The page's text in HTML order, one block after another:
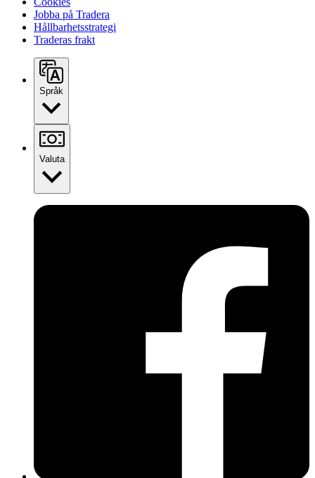
Jobba på Tradera
Hållbarhetsstrategi
Traderas frakt
Språk
Valuta